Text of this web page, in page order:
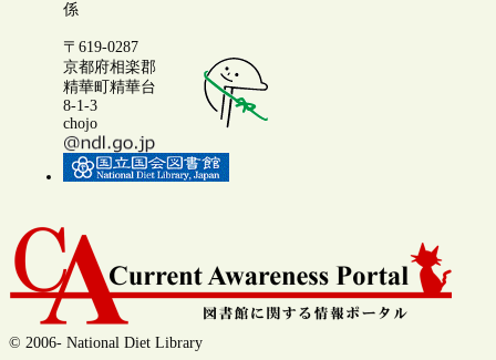
係
〒619-0287
京都府相楽郡
精華町精華台
8-1-3
chojo
© 2006- National Diet Library